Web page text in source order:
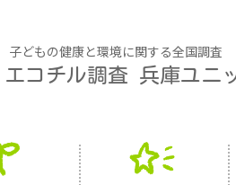
子どもの健康と環境に関する全国調査
エコチル調査 兵庫ユニ